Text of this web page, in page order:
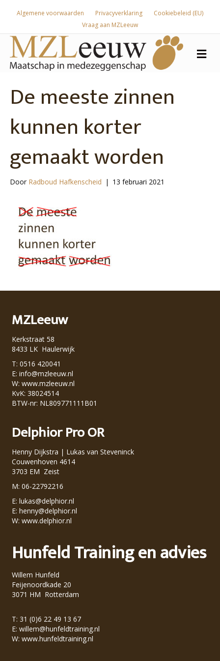
Algemene voorwaarden Privacyverklaring
Cookiebeleid (EU)
Vraag aan MZLeeuw
De meeste zinnen
kunnen korter
gemaakt worden
Door Radboud Hafkenscheid | 13 februari 2021
MZLeeuw
Kerkstraat 58
8433 LK Haulerwijk
T: 0516 420041
E: info@mzleeuw.nl
W: www.mzleeuw.nl
KvK: 38024514
BTW-nr: NL809771111B01
Delphior Pro OR
Henny Dijkstra | Lukas van Steveninck
Couwenhoven 4614
3703 EM Zeist
M: 06-22792216
E: lukas@delphior.nl
E: henny@delphior.nl
W: www.delphior.nl
Hunfeld Training en advies
Willem Hunfeld
Feijenoordkade 20
3071 HM Rotterdam
T: 31 (0)6 22 49 13 67
E: willem@hunfeldtraining.nl
W: www.hunfeldtraining.nl